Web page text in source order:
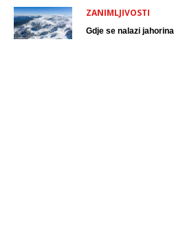
ZANIMLJIVOSTI
Gdje se nalazi jahorina